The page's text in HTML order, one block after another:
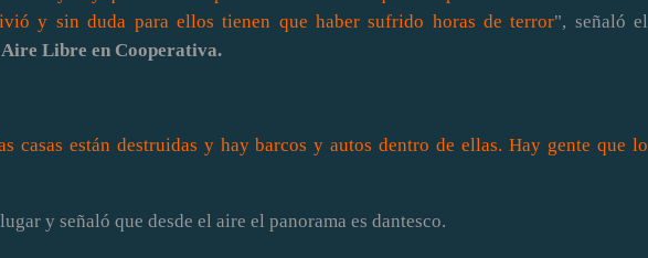
y sin duda para ellos tienen que haber sufrido horas de terror", señaló el
Libre en Cooperativa.
casas están destruidas y hay barcos y autos dentro de ellas. Hay gente que lo
y señaló que desde el aire el panorama es dantesco.